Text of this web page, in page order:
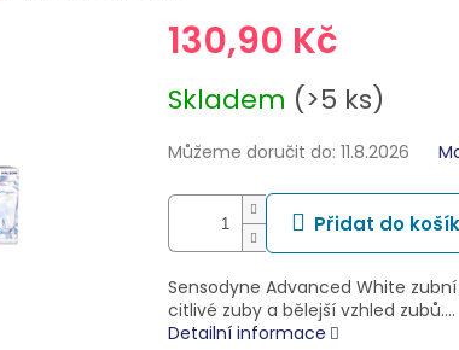
130,90 Kč
cena:
Skladem (>5 ks)
Můžeme doručit do: 11.8.2026
Přidat do
Sensodyne Advanced White
citlivé zuby a bělejší vzhled zubů.…
Detailní informace